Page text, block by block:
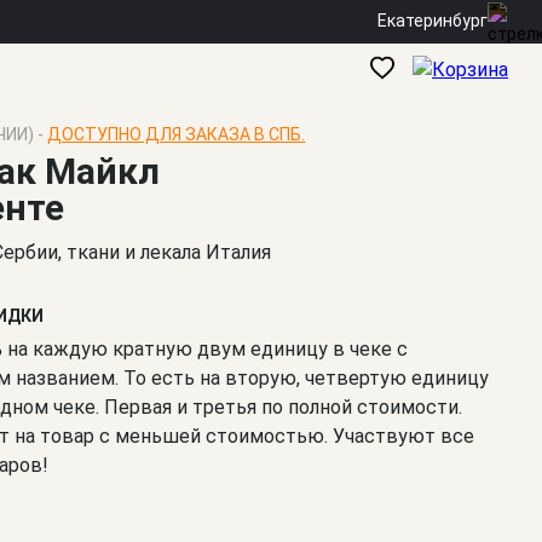
Екатеринбург
- ДОСТУПНО ДЛЯ ЗАКАЗА В СПБ.
Майкл
ткани и лекала Италия
на каждую кратную двум единицу в чеке с
названием. То есть на вторую, четвертую единицу
чеке. Первая и третья по полной стоимости.
на товар с меньшей стоимостью. Участвуют все